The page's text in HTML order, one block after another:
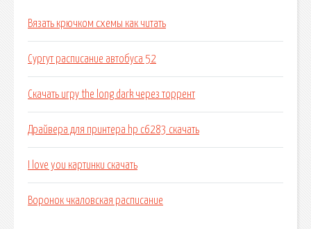
Вязать крючком схемы как читать
Сургут расписание автобуса 52
Скачать игру the long dark через торрент
Драйвера для принтера hp c6283 скачать
I love you картинки скачать
Воронок чкаловская расписание